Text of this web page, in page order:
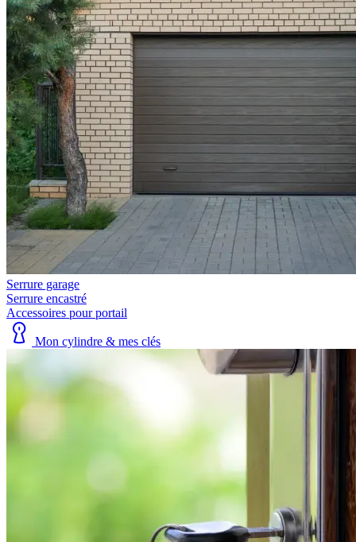
Serrure garage
Serrure encastré
Accessoires pour portail
Mon cylindre & mes clés